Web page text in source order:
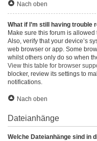
Nach oben
What if I’m still having trouble
Make sure this forum is
Also, verify that your device’s
web browser or app. Some
whilst others only do so when
View this table for browser
blocker, review its settings to
notifications.
Nach oben
Dateianhänge
Welche Dateianhänge sind in